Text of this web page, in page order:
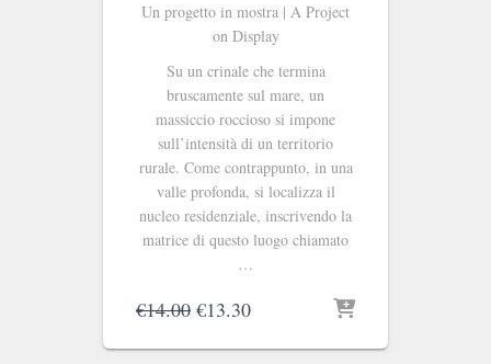
Un progetto in mostra | A Project
on Display
Su un crinale che termina
bruscamente sul mare, un
massiccio roccioso si impone
sull’in­tensità di un territorio
rurale. Come contrappunto, in una
valle profonda, si localizza il
nucleo residenziale, inscrivendo la
matrice di questo luogo chiamato
…
€14.00 Il
originale
€13.30Il
attuale